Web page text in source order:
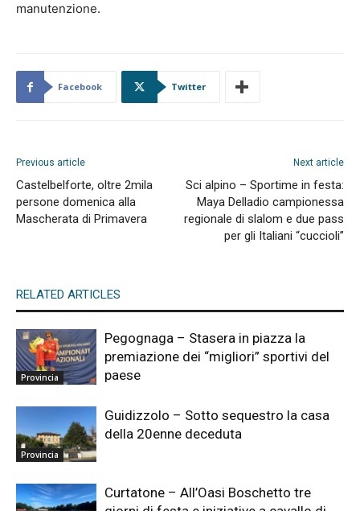
manutenzione.
Facebook Twitter
Previous article
Castelbelforte, oltre 2mila
persone domenica alla
Mascherata di Primavera
Next article
Sci alpino – Sportime in festa:
Maya Delladio campionessa
regionale di slalom e due pass
per gli Italiani “cuccioli”
RELATED ARTICLES
Provincia
Pegognaga – Stasera in piazza la
premiazione dei “migliori” sportivi del
paese
Provincia
Guidizzolo – Sotto sequestro la casa
della 20enne deceduta
Curtatone – All’Oasi Boschetto tre